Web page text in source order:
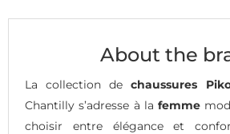
About the
La collection dechaussures
Chantilly s’adresse à la femme
choisir entre élégance et